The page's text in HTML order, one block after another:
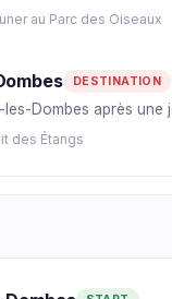
au Parc des Oiseaux
DESTINATION
les-Dombes après
des Étangs